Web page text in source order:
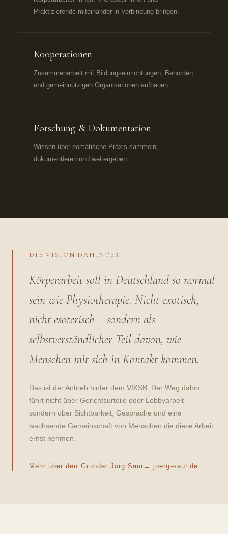
Praktizierende miteinander in Verbindung bringen.
Kooperationen
Zusammenarbeit mit Bildungseinrichtungen, Behörden
und gemeinnützigen Organisationen aufbauen.
Forschung & Dokumentation
Wissen über somatische Praxis sammeln,
dokumentieren und weitergeben.
DIE VISION DAHINTER
Körperarbeit soll in Deutschland so normal
sein wie Physiotherapie. Nicht exotisch,
nicht esoterisch – sondern als
selbstverständlicher Teil davon, wie
Menschen mit sich in Kontakt kommen.
Das ist der Antrieb hinter dem VIKSB. Der Weg dahin
führt nicht über Gerichtsurteile oder Lobbyarbeit –
sondern über Sichtbarkeit, Gespräche und eine
wachsende Gemeinschaft von Menschen die diese Arbeit
ernst nehmen.
Mehr über den Gründer Jörg Saur→ joerg-saur.de